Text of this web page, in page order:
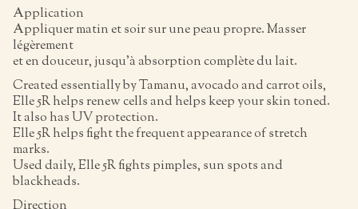
Application
Appliquer matin et soir sur une peau propre. Masser
légèrement
et en douceur, jusqu’à absorption complète du lait.
Created essentially by Tamanu, avocado and carrot oils,
Elle 5R helps renew cells and helps keep your skin toned.
It also has UV protection.
Elle 5R helps fight the frequent appearance of stretch
marks.
Used daily, Elle 5R fights pimples, sun spots and
blackheads.